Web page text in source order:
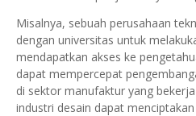
Misalnya, sebuah perusahaan
dengan universitas untuk
mendapatkan akses ke
dapat mempercepat
di sektor manufaktur yang
industri desain dapat